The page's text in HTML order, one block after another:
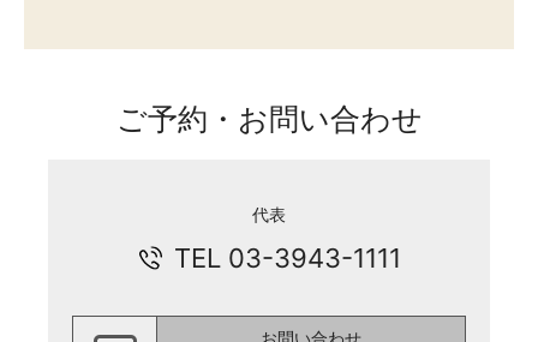
ご予約・お問い合わせ
代表
TEL 03-3943-1111
お問い合わせ